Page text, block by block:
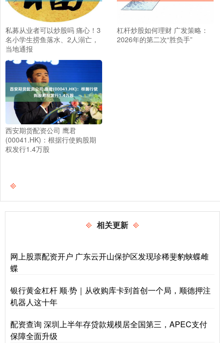
私募从业者可以炒股吗 痛心！3
名小学生捞鱼落水、2人溺亡，
当地通报
杠杆炒股如何理财 广发策略：
2026年的第二次“胜负手”
西安期货配资公司 鹰君
(00041.HK)：根据行使购股期
权发行1.4万股
相关更新
网上股票配资开户 广东云开山保护区发现珍稀斐豹蛱蝶雌
蝶
银行黄金杠杆 顺·势｜从收购库卡到首创一个局，顺德押注
机器人这十年
配资查询 深圳上半年存贷款规模居全国第三，APEC支付
保障全面升级